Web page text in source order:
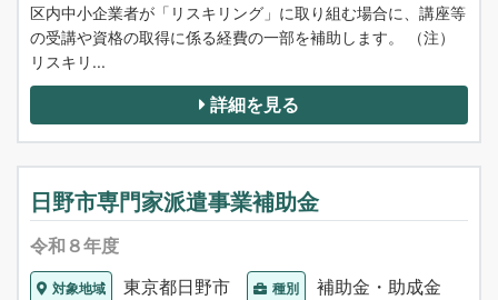
区内中小企業者が「リスキリング」に取り組む場合に、講座等
の受講や資格の取得に係る経費の一部を補助します。 （注）
リスキリ...
詳細を見る
日野市専門家派遣事業補助金
令和８年度
対象地域 東京都日野市 種別 補助金・助成金